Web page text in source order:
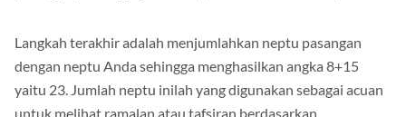
Langkah terakhir adalah menjumlahkan neptu pasangan
dengan neptu Anda sehingga menghasilkan angka 8+15
yaitu 23. Jumlah neptu inilah yang digunakan sebagai acuan
untuk melihat ramalan atau tafsiran berdasarkan